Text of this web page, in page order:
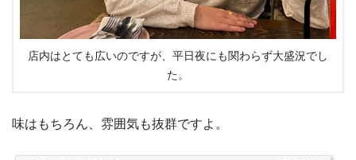
店内はとても広いのですが、平日夜にも関わらず大盛況でし
た。
味はもちろん、雰囲気も抜群ですよ。